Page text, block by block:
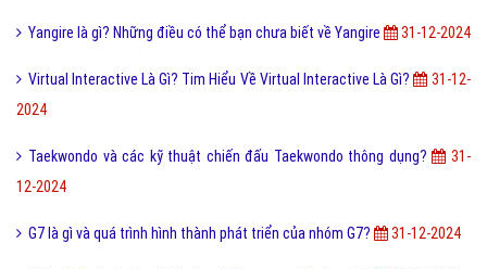
Yangire là gì? Những điều có thể bạn chưa biết về Yangire 31-12-2024
Virtual Interactive Là Gì? Tim Hiểu Về Virtual Interactive Là Gì?
31-12-
2024
Taekwondo và các kỹ thuật chiến đấu Taekwondo thông dụng?
31-
12-2024
G7 là gì và quá trình hình thành phát triển của nhóm G7? 31-12-2024